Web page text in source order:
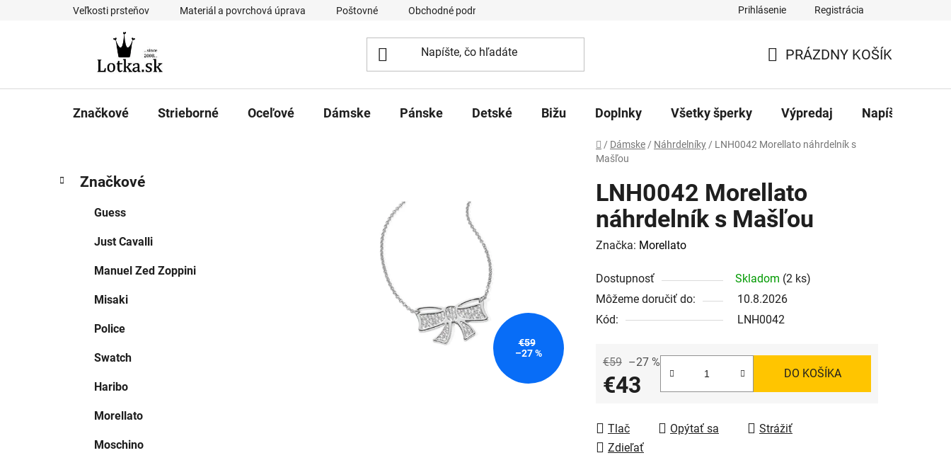
Veľkosti prsteňov Materiál a povrchová úprava Poštovné Obchodné podmienky Prihlásenie Registrácia
KOŠÍK
PRÁZDNY KOŠÍK
Značkové Strieborné Oceľové Dámske Pánske Detské Bižu Doplnky Všetky šperky Výpredaj Napíšte nám
Domov
/ Dámske / Náhrdelníky / LNH0042 Morellato náhrdelník s
Mašľou
B
kategórie
a
Značkové
Guess
Just Cavalli
Manuel Zed Zoppini
Misaki
Police
Swatch
Haribo
Morellato
Moschino
LNH0042 Morellato
náhrdelník s Mašľou
Značka: Morellato
Dostupnosť Skladom (2 ks)
Môžeme doručiť do:
10.8.2026
Kód:
LNH0042
€59 –27 %
€43 DO KOŠÍKA
Tlač Opýtať sa
Strážiť
Zdieľať
€59
–27 %